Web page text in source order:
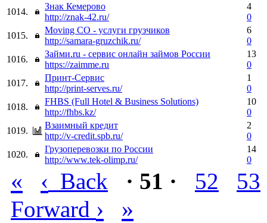
1014.
Знак Кемерово
http://znak-42.ru/
4
0
1015.
Moving CO - услуги грузчиков
http://samara-gruzchik.ru/
6
0
1016.
Займи.ru - сервис онлайн займов России
https://zaimme.ru
13
0
1017.
Принт-Сервис
http://print-serves.ru/
1
0
1018.
FHBS (Full Hotel & Business Solutions)
http://fhbs.kz/
10
0
1019.
Взаимный кредит
http://v-credit.spb.ru/
2
0
1020.
Грузоперевозки по России
http://www.tek-olimp.ru/
14
0
« ‹ Back · 51 · 52
53
Forward › »